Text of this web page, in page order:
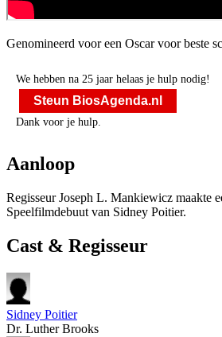
Genomineerd voor een Oscar voor beste
We hebben na 25 jaar helaas je hulp nodig!
Steun BiosAgenda.nl
Dank voor je hulp.
Aanloop
Regisseur Joseph L. Mankiewicz maakte
Speelfilmdebuut van Sidney Poitier.
Cast & Regisseur
Sidney Poitier
Dr. Luther Brooks